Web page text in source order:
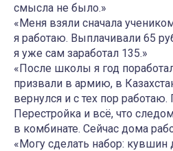
смысла не было.»
«Меня взяли сначала
я работаю. Выплачивали 65
я уже сам заработал 135.»
«После школы я год
призвали в армию, в
вернулся и с тех пор работаю.
Перестройка и всё, что
в комбинате. Сейчас дома
«Могу сделать набор: кувшин